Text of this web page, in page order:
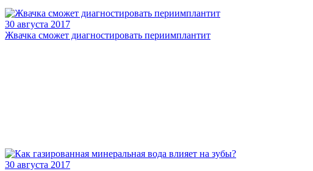
30 августа 2017
Жвачка сможет диагностировать периимплантит
30 августа 2017